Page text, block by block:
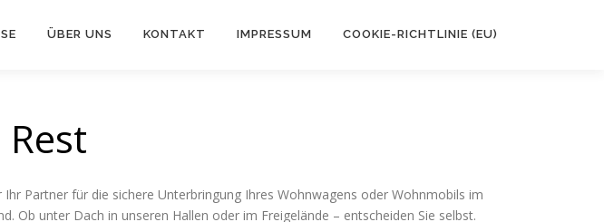
ÜBER UNS KONTAKT IMPRESSUM COOKIE-RICHTLINIE (EU)
Partner für die sichere Unterbringung Ihres Wohnwagens oder Wohnmobils im
Ob unter Dach in unseren Hallen oder im Freigelände – entscheiden Sie selbst.